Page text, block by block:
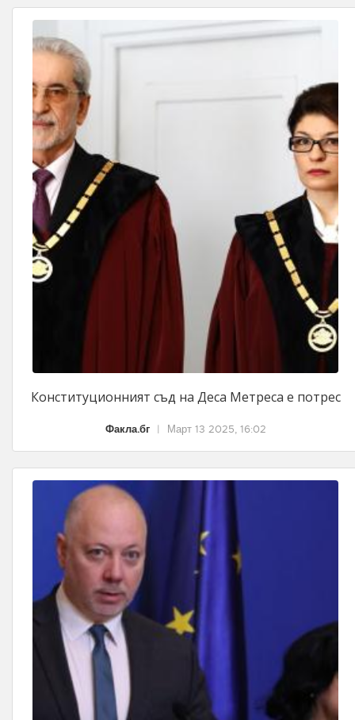
Конституционният съд на Деса Метреса е потрес
Факла.бг Март 13 2025, 16:02